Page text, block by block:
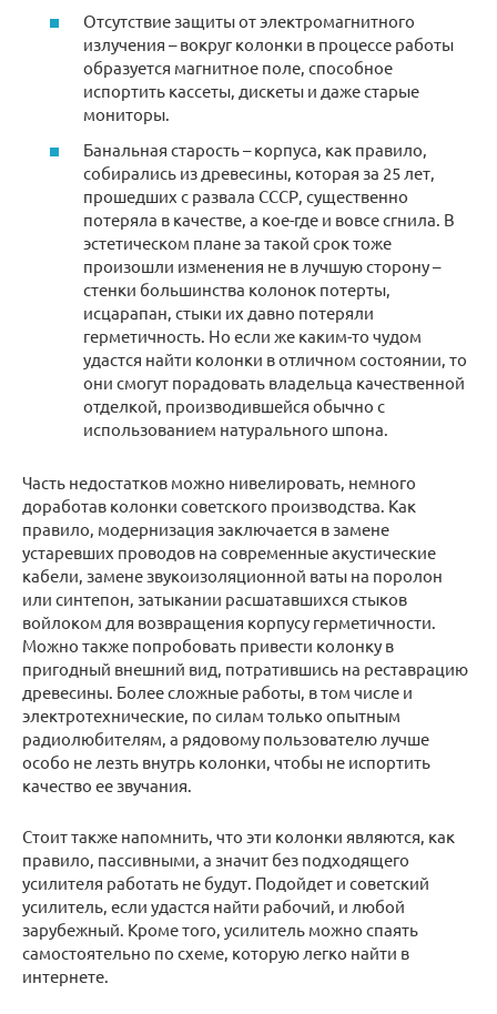
Отсутствие защиты от электромагнитного
излучения – вокруг колонки в процессе работы
образуется магнитное поле, способное
испортить кассеты, дискеты и даже старые
мониторы.
Банальная старость – корпуса, как правило,
собирались из древесины, которая за 25 лет,
прошедших с развала СССР, существенно
потеряла в качестве, а кое-где и вовсе сгнила. В
эстетическом плане за такой срок тоже
произошли изменения не в лучшую сторону –
стенки большинства колонок потерты,
исцарапан, стыки их давно потеряли
герметичность. Но если же каким-то чудом
удастся найти колонки в отличном состоянии, то
они смогут порадовать владельца качественной
отделкой, производившейся обычно с
использованием натурального шпона.
Часть недостатков можно нивелировать, немного
доработав колонки советского производства. Как
правило, модернизация заключается в замене
устаревших проводов на современные акустические
кабели, замене звукоизоляционной ваты на поролон
или синтепон, затыкании расшатавшихся стыков
войлоком для возвращения корпусу герметичности.
Можно также попробовать привести колонку в
пригодный внешний вид, потратившись на реставрацию
древесины. Более сложные работы, в том числе и
электротехнические, по силам только опытным
радиолюбителям, а рядовому пользователю лучше
особо не лезть внутрь колонки, чтобы не испортить
качество ее звучания.
Стоит также напомнить, что эти колонки являются, как
правило, пассивными, а значит без подходящего
усилителя работать не будут. Подойдет и советский
усилитель, если удастся найти рабочий, и любой
зарубежный. Кроме того, усилитель можно спаять
самостоятельно по схеме, которую легко найти в
интернете.